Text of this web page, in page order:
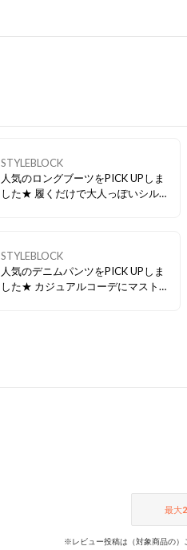
STYLEBLOCK
人気のロングブーツをPICK UPしま
した★ 履くだけで大人っぽいシルエ
STYLEBLOCK
人気のデニムパンツをPICK UPしま
した★ カジュアルコーデにマストな
最大
※レビュー投稿は（対象商品の）